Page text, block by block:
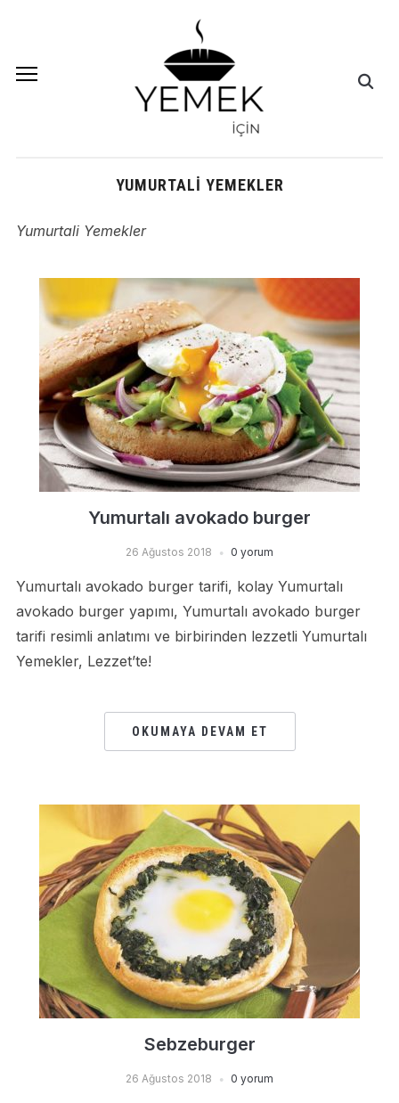
YUMURTALI YEMEKLER
Yumurtali Yemekler
Yumurtalı avokado burger
26 Ağustos 2018 0 yorum
Yumurtalı avokado burger tarifi, kolay Yumurtalı
avokado burger yapımı, Yumurtalı avokado burger
tarifi resimli anlatımı ve birbirinden lezzetli Yumurtalı
Yemekler, Lezzet’te!
OKUMAYA DEVAM ET
Sebzeburger
26 Ağustos 2018 0 yorum